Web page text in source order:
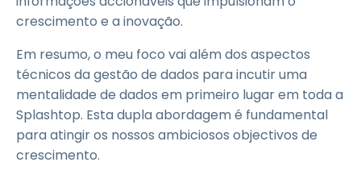
crescimento e a inovação.
Em resumo, o meu foco vai além dos aspectos
técnicos da gestão de dados para incutir uma
mentalidade de dados em primeiro lugar em toda a
Splashtop. Esta dupla abordagem é fundamental
para atingir os nossos ambiciosos objectivos de
crescimento.